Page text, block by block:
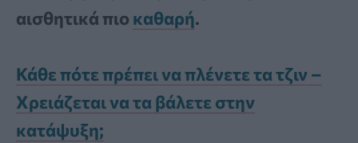
αισθητικά πιο καθαρή.
Κάθε πότε πρέπει να πλένετε τα τζιν –
Χρειάζεται να τα βάλετε στην
κατάψυξη;